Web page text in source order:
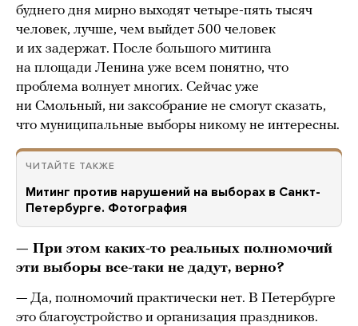
буднего дня мирно выходят четыре-пять тысяч
человек, лучше, чем выйдет 500 человек
и их задержат. После большого митинга
на площади Ленина уже всем понятно, что
проблема волнует многих. Сейчас уже
ни Смольный, ни заксобрание не смогут сказать,
что муниципальные выборы никому не интересны.
ЧИТАЙТЕ ТАКЖЕ
Митинг против нарушений на выборах в Санкт-
Петербурге. Фотография
— При этом каких-то реальных полномочий
эти выборы все-таки не дадут, верно?
— Да, полномочий практически нет. В Петербурге
это благоустройство и организация праздников.